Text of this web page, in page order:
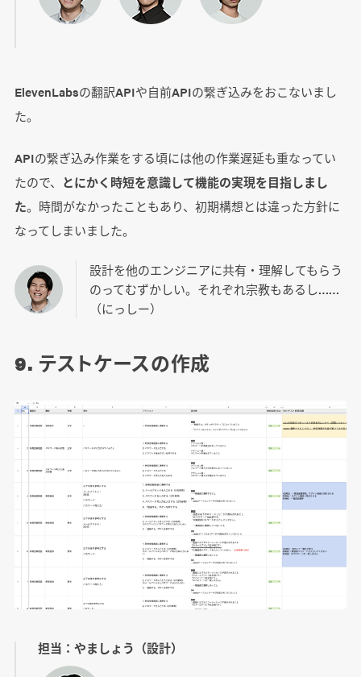
ElevenLabsの翻訳APIや自前APIの繋ぎ込みをおこないまし
た。
APIの繋ぎ込み作業をする頃には他の作業遅延も重なってい
たので、 とにかく時短を意識して機能の実現を目指しまし
た。時間がなかったこともあり、初期構想とは違った方針に
なってしまいました。
設計を他のエンジニアに共有・理解してもらう
のってむずかしい。それぞれ宗教もあるし……
（にっしー）
9. テストケースの作成
担当：やましょう（設計）